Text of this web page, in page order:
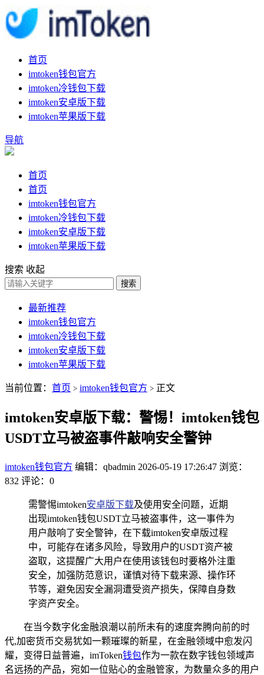
首页
imtoken钱包官方
imtoken冷钱包下载
imtoken安卓版下载
imtoken苹果版下载
导航
首页
首页
imtoken钱包官方
imtoken冷钱包下载
imtoken安卓版下载
imtoken苹果版下载
搜索 收起
搜索
最新推荐
imtoken钱包官方
imtoken冷钱包下载
imtoken安卓版下载
imtoken苹果版下载
当前位置： 首页 > imtoken钱包官方 > 正文
imtoken安卓版下载：警惕！imtoken钱包
USDT立马被盗事件敲响安全警钟
imtoken钱包官方 编辑：qbadmin 2026-05-19 17:26:47 浏览：
832 评论：0
需警惕imtoken安卓版下载及使用安全问题，近期
出现imtoken钱包USDT立马被盗事件，这一事件为
用户敲响了安全警钟，在下载imtoken安卓版过程
中，可能存在诸多风险，导致用户的USDT资产被
盗取，这提醒广大用户在使用该钱包时要格外注重
安全，加强防范意识，谨慎对待下载来源、操作环
节等，避免因安全漏洞遭受资产损失，保障自身数
字资产安全。
在当今数字化金融浪潮以前所未有的速度奔腾向前的时
代,加密货币交易犹如一颗璀璨的新星，在金融领域中愈发闪
耀，变得日益普遍，imToken钱包作为一款在数字钱包领域声
名远扬的产品，宛如一位贴心的金融管家，为数量众多的用户